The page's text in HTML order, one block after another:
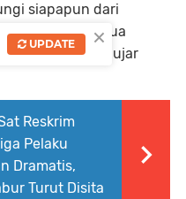
siapapun dari
untuk semua
belakangnya!" ujar
Reskrim
Pelaku
Dramatis,
Turut Disita
×
UPDATE